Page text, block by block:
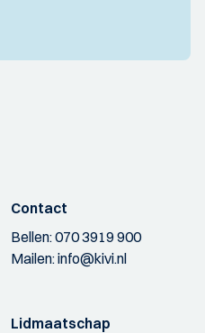
Contact
Bellen:070 3919 900
Mailen:info@kivi.nl
Lidmaatschap